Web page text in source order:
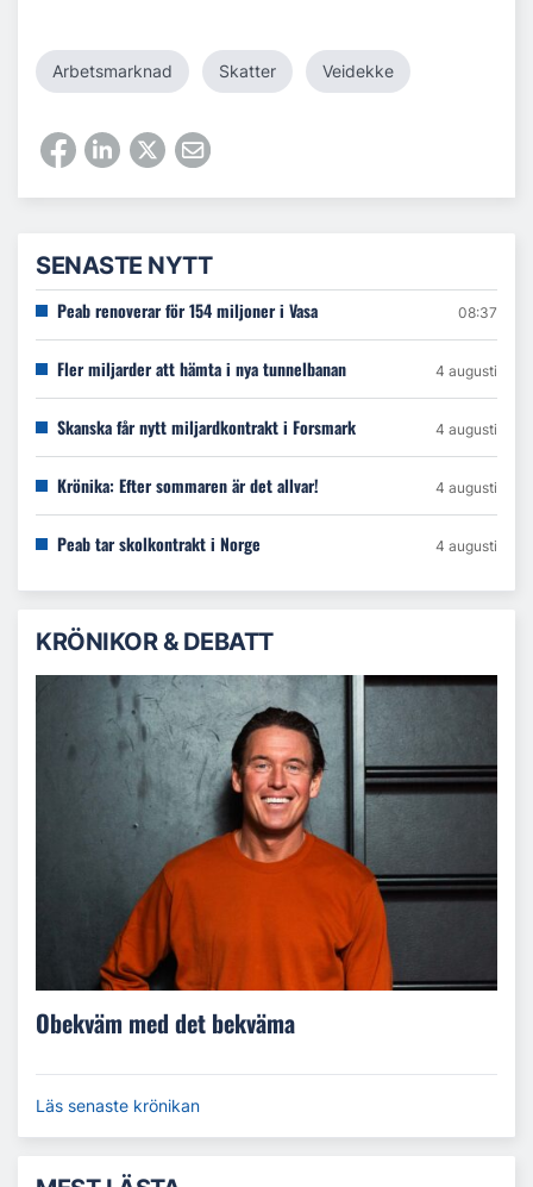
Arbetsmarknad Skatter Veidekke
SENASTE NYTT
Peab renoverar för 154 miljoner i Vasa 08:37
Fler miljarder att hämta i nya tunnelbanan 4 augusti
Skanska får nytt miljardkontrakt i Forsmark 4 augusti
Krönika: Efter sommaren är det allvar! 4 augusti
Peab tar skolkontrakt i Norge 4 augusti
KRÖNIKOR & DEBATT
Obekväm med det bekväma
Läs senaste krönikan